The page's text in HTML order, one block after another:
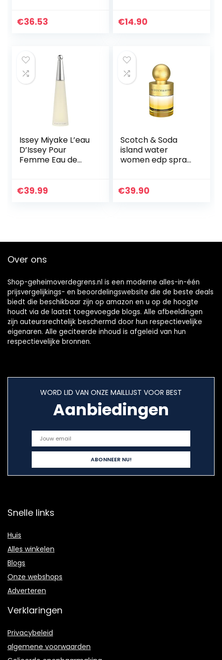
€36.53
bloemengeur – 100
€14.90
Issey Miyake L’eau
D’Issey Pour
Femme Eau de
€39.99
Scotch & Soda
island water
women edp spray
€39.90
Over ons
Shop-geheimoverdegrens.nl is een moderne alles-in-één
prijsvergelijkings- en beoordelingswebsite die de beste deals
biedt die beschikbaar zijn op amazon en u op de hoogte
houdt via de laatst toegevoegde blogs. Alle afbeeldingen
zijn auteursrechtelijk beschermd door hun respectievelijke
eigenaren. Alle geciteerde inhoud is afgeleid van hun
respectievelijke bronnen.
WORD LID VAN ONZE MAILLIJST VOOR BEST
Aanbiedingen
Snelle links
Huis
Alles winkelen
Blogs
Onze webshops
Adverteren
Verklaringen
Privacybeleid
algemene voorwaarden